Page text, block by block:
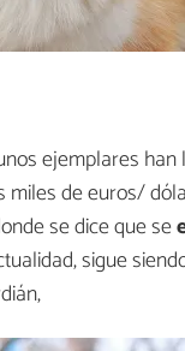
ejemplares
de euros/
se dice que se
sigue